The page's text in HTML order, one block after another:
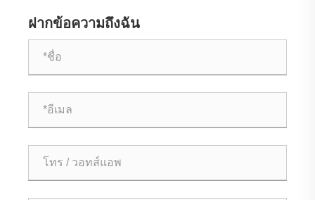
ฝากข้อความถึงฉัน